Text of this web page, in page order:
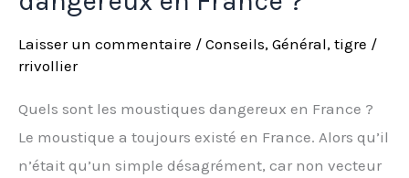
Laisser un commentaire / Conseils, Général, tigre /
rrivollier
Quels sont les moustiques dangereux en France ?
Le moustique a toujours existé en France. Alors qu’il
n’était qu’un simple désagrément, car non vecteur